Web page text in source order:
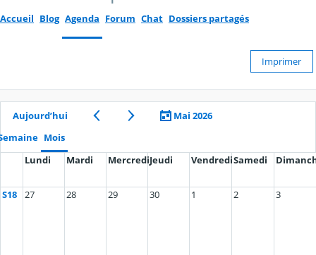
Accueil Blog Agenda Forum Chat Dossiers partagés
Imprimer
Aujourd’hui
Mai 2026
Mois
Lundi
Mardi MercrediJeudi VendrediSamedi
S18 27 28 29 30 1 2 3